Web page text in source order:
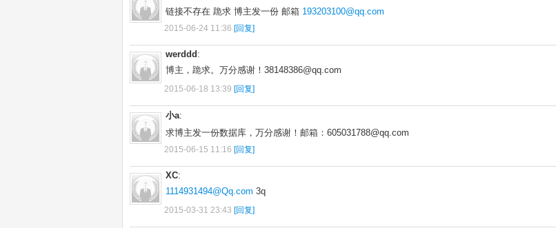
链接不存在 跪求 博主发一份 邮箱 193203100@qq.com
2015-06-24 11:36 [回复]
werddd :
博主，跪求。万分感谢！38148386@qq.com
2015-06-18 13:39 [回复]
小a:
求博主发一份数据库，万分感谢！邮箱：605031788@qq.com
2015-06-15 11:16 [回复]
XC:
1114931494@Qq.com 3q
2015-03-31 23:43 [回复]